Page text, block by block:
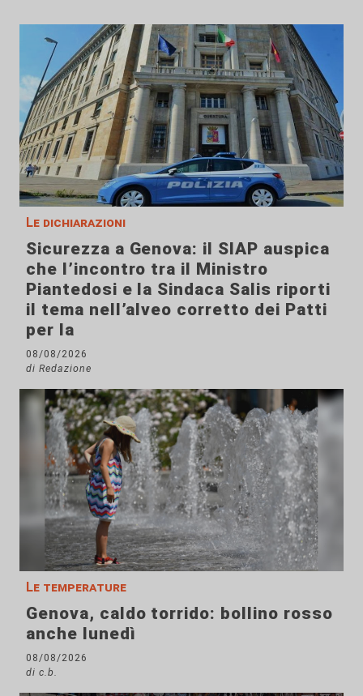
Le dichiarazioni
Sicurezza a Genova: il SIAP auspica
che l’incontro tra il Ministro
Piantedosi e la Sindaca Salis riporti
il tema nell’alveo corretto dei Patti
per la
08/08/2026
di Redazione
Le temperature
Genova, caldo torrido: bollino rosso
anche lunedì
08/08/2026
di c.b.